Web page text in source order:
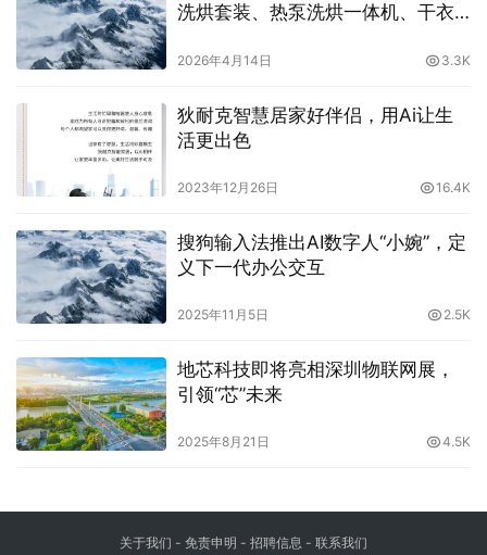
洗烘套装、热泵洗烘一体机、干衣
2026年4月14日 3.3K
狄耐克智慧居家好伴侣，用Ai让生
活更出色
2023年12月26日 16.4K
搜狗输入法推出AI数字人“小婉”，定
义下一代办公交互
2025年11月5日 2.5K
地芯科技即将亮相深圳物联网展，
引领“芯”未来
2025年8月21日 4.5K
关于我们 - 免责申明 - 招聘信息 - 联系我们